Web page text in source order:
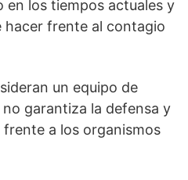
en los tiempos actuales y
hacer frente al contagio
un equipo de
garantiza la defensa y
a los organismos